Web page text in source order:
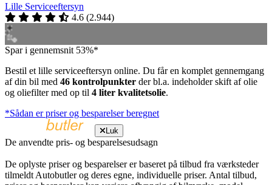
Lille Serviceeftersyn
4.6 (2.944)
Spar i gennemsnit 53%*
Bestil et lille serviceeftersyn online. Du får en komplet gennemgang
af din bil med 46 kontrolpunkter der bl.a. indeholder skift af olie
og oliefilter med op til 4 liter kvalitetsolie.
*Sådan er priser og besparelser beregnet
Luk
De anvendte pris- og besparelsesudsagn
De oplyste priser og besparelser er baseret på tilbud fra værksteder
tilmeldt Autobutler og deres egne, individuelle priser. Antal tilbud,